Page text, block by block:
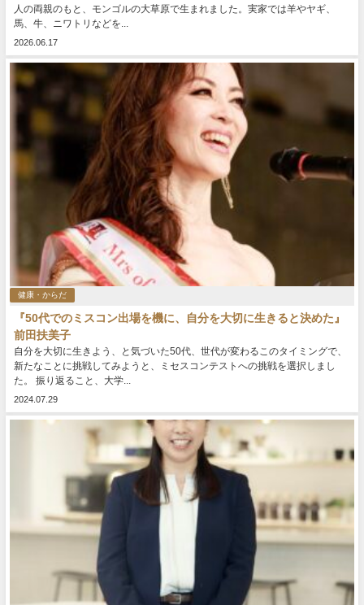
人の両親のもと、モンゴルの大草原で生まれました。実家では羊やヤギ、
馬、牛、ニワトリなどを...
2026.06.17
健康・からだ
『50代でのミスコン出場を機に、自分を大切に生きると決めた』
前田扶美子
自分を大切に生きよう、と気づいた50代、世代が変わるこのタイミングで、
新たなことに挑戦してみようと、ミセスコンテストへの挑戦を選択しまし
た。 振り返ること、大学...
2024.07.29